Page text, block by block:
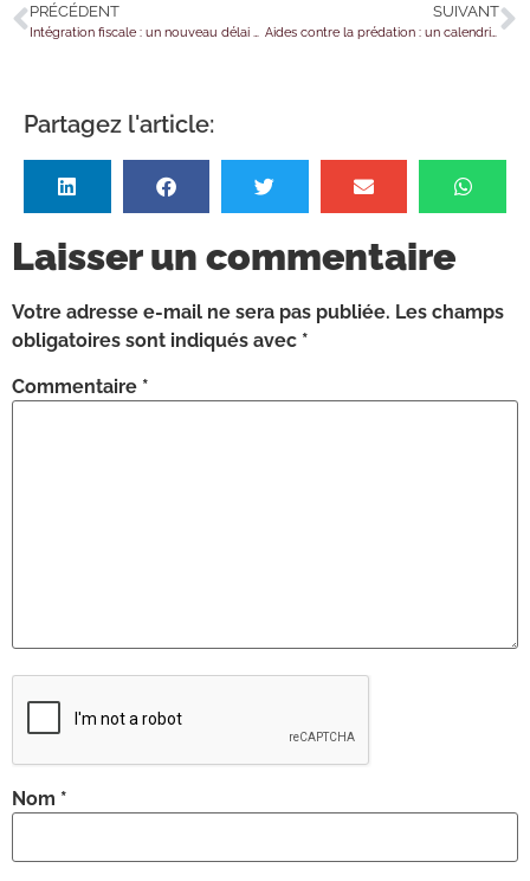
PRÉCÉDENT
Intégration fiscale : un nouveau délai de réclamation… à portée limitée !
SUIVANT
Aides contre la prédation : un calendrier à ne pas manquer
Partagez l'article:
Laisser un commentaire
Votre adresse e-mail ne sera pas publiée. Les champs
obligatoires sont indiqués avec *
Commentaire *
Nom *